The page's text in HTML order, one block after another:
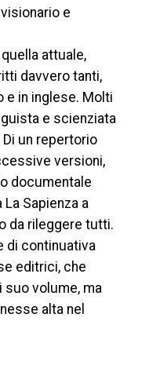
e
attuale,
davvero tanti,
e in inglese. Molti
e scienziata
un repertorio
versioni,
documentale
Sapienza a
da rileggere tutti.
di continuativa
editrici, che
suo volume, ma
alta nel